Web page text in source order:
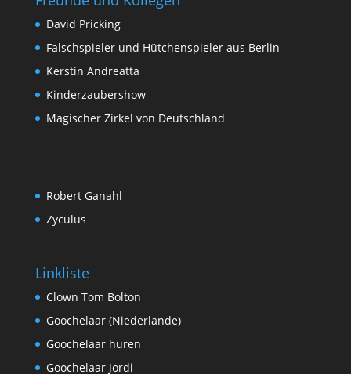
David Pricking
Falschspieler und Hütchenspieler aus Berlin
Kerstin Andreatta
Kinderzaubershow
Magischer Zirkel von Deutschland
Robert Ganahl
Zyculus
Linkliste
Clown Tom Bolton
Goochelaar (Niederlande)
Goochelaar huren
Goochelaar Jordi